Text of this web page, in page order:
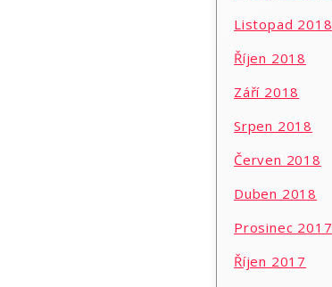
Listopad 2018
Říjen 2018
Září 2018
Srpen 2018
Červen 2018
Duben 2018
Prosinec 2017
Říjen 2017